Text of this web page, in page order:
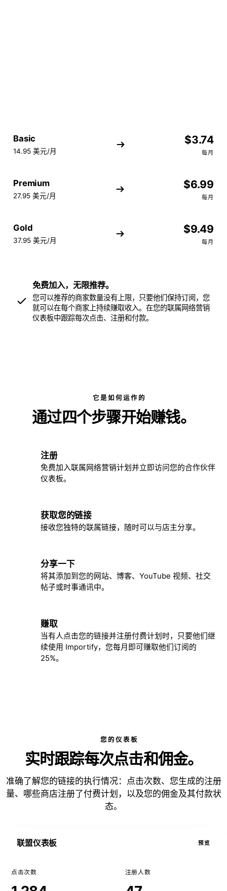
Basic
14.95 美元/月
$3.74
每月
Premium
27.95 美元/月
$6.99
每月
Gold
37.95 美元/月
$9.49
每月
免费加入，无限推荐。
您可以推荐的商家数量没有上限，只要他们保持订阅，您
就可以在每个商家上持续赚取收入。在您的联属网络营销
仪表板中跟踪每次点击、注册和付款。
它是如何运作的
通过四个步骤开始赚钱。
注册
免费加入联属网络营销计划并立即访问您的合作伙伴
仪表板。
获取您的链接
接收您独特的联属链接，随时可以与店主分享。
分享一下
将其添加到您的网站、博客、YouTube 视频、社交
帖子或时事通讯中。
赚取
当有人点击您的链接并注册付费计划时，只要他们继
续使用 Importify，您每月即可赚取他们订阅的
25%。
您的仪表板
实时跟踪每次点击和佣金。
准确了解您的链接的执行情况：点击次数、您生成的注册
量、哪些商店注册了付费计划，以及您的佣金及其付款状
态。
联盟仪表板 预览
点击次数 注册人数